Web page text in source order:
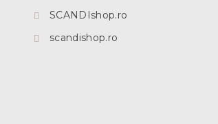
SCANDIshop.ro
scandishop.ro